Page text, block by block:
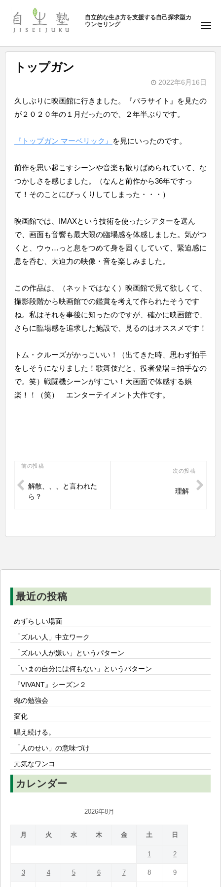
ン
自
塾
自立的な生き方を支援する自己探求型カ
ウンセリング
メ
ュ
ー
トップガン
2022年6月16日
y
自
塾
久しぶりに映画館に行きました。『パラサイト』を見たの
が２０２０年の１月だったので、２年半ぶりです。
『トップガン マーベリック』 を見にいったのです。
前作を思い起こすシーンや音楽も散りばめられていて、な
つかしさを感じました。（なんと前作から36年ですっ
て！そのことにびっくりしてしまった・・・）
映画館では、IMAXという技術を使ったシアターを選ん
で、画面も音響も最大限の臨場感を体感しました。気がつ
くと、ウゥ…っと息をつめて身を固くしていて、緊迫感に
息を呑む、大迫力の映像・音を楽しみました。
この作品は、（ネットではなく）映画館で見て欲しくて、
撮影段階から映画館での鑑賞を考えて作られたそうです
ね。私はそれを事後に知ったのですが、確かに映画館で、
さらに臨場感を追求した施設で、見るのはオススメです！
トム・クルーズがかっこいい！（出てきた時、思わず拍手
をしそうになりました！歌舞伎だと、役者登場＝拍手なの
で。笑）戦闘機シーンがすごい！大画面で体感する娯
楽！！（笑） エンターテイメント大作です。
投
稿
ー
前の投稿
解散、、、と言われた
ら？
次の投稿
理解
最近の投稿
めずらしい場面
「ズルい人」中立ワーク
「ズルい人が嫌い」というパターン
「いまの自分には何もない」というパターン
『VIVANT』シーズン２
魂の勉強会
変化
唱え続ける。
「人のせい」の意味づけ
元気なワンコ
カレンダー
2026年8月
月 火 水 木 金 土 日
1 2
3 4 5 6 7 8 9